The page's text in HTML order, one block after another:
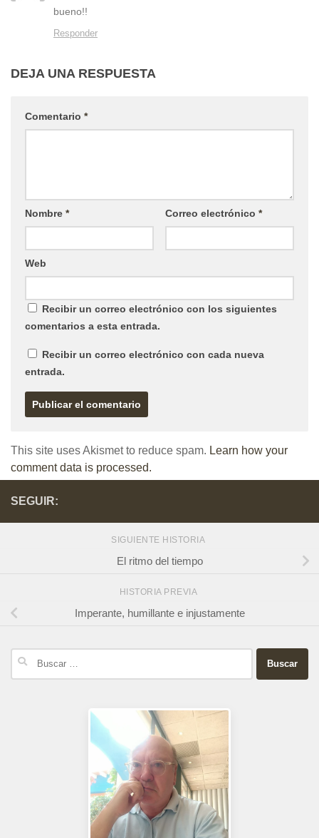
bueno!!
Responder
DEJA UNA RESPUESTA
Comentario *
Nombre * Correo electrónico *
Web
Recibir un correo electrónico con los siguientes
comentarios a esta entrada.
Recibir un correo electrónico con cada nueva
entrada.
This site uses Akismet to reduce spam. Learn how your
comment data is processed.
SEGUIR:
SIGUIENTE HISTORIA
El ritmo del tiempo
HISTORIA PREVIA
Imperante, humillante e injustamente
Buscar: